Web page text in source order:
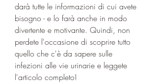
darà tutte le informazioni di cui avete
bisogno - e lo farà anche in modo
divertente e motivante. Quindi, non
perdete l'occasione di scoprire tutto
quello che c'è da sapere sulle
infezioni alle vie urinarie e leggete
l'articolo completo!